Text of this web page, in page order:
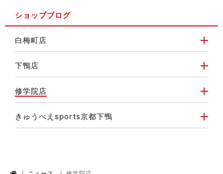
ショップブログ
白梅町店
下鴨店
修学院店
きゅうべえsports京都下鴨